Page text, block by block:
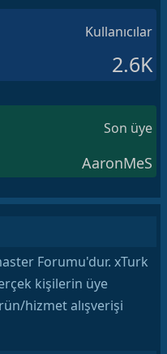
Kullanıcılar
2.6K
Son üye
AaronMeS
Forumu'dur. xTurk
kişilerin üye
hizmet alışverişi